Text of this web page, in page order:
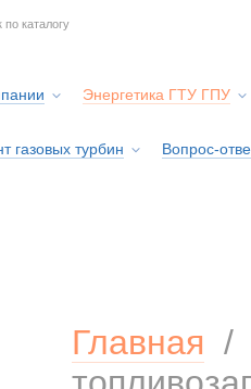
Энергетика ГТУ ГПУ
газовых турбин Вопрос-
Главная